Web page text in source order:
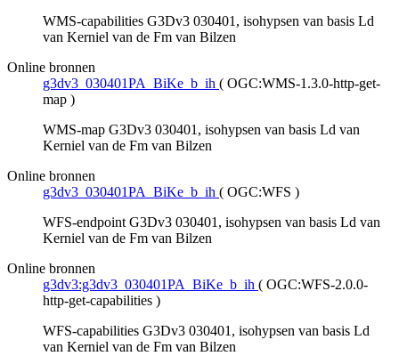
WMS-capabilities G3Dv3 030401, isohypsen van basis Ld
van Kerniel van de Fm van Bilzen
Online bronnen
g3dv3_030401PA_BiKe_b_ih ( OGC:WMS-1.3.0-http-get-
map )
WMS-map G3Dv3 030401, isohypsen van basis Ld van
Kerniel van de Fm van Bilzen
Online bronnen
g3dv3_030401PA_BiKe_b_ih ( OGC:WFS )
WFS-endpoint G3Dv3 030401, isohypsen van basis Ld van
Kerniel van de Fm van Bilzen
Online bronnen
g3dv3:g3dv3_030401PA_BiKe_b_ih ( OGC:WFS-2.0.0-
http-get-capabilities )
WFS-capabilities G3Dv3 030401, isohypsen van basis Ld
van Kerniel van de Fm van Bilzen